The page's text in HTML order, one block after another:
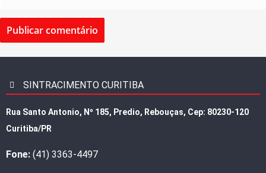
SINTRACIMENTO CURITIBA
Rua Santo Antonio, Nº 185, Predio, Rebouças, Cep: 80230-120
Curitiba/PR
Fone: (41) 3363-4497